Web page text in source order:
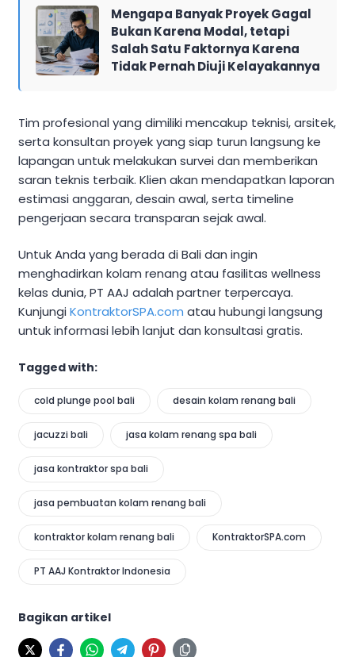
Mengapa Banyak Proyek Gagal
Bukan Karena Modal, tetapi
Salah Satu Faktornya Karena
Tidak Pernah Diuji Kelayakannya
Tim profesional yang dimiliki mencakup teknisi, arsitek,
serta konsultan proyek yang siap turun langsung ke
lapangan untuk melakukan survei dan memberikan
saran teknis terbaik. Klien akan mendapatkan laporan
estimasi anggaran, desain awal, serta timeline
pengerjaan secara transparan sejak awal.
Untuk Anda yang berada di Bali dan ingin
menghadirkan kolam renang atau fasilitas wellness
kelas dunia, PT AAJ adalah partner terpercaya.
KunjungiKontraktorSPA.com atau hubungi langsung
untuk informasi lebih lanjut dan konsultasi gratis.
Tagged with:
cold plunge pool bali desain kolam renang bali
jacuzzi bali jasa kolam renang spa bali
jasa kontraktor spa bali
jasa pembuatan kolam renang bali
kontraktor kolam renang bali KontraktorSPA.com
PT AAJ Kontraktor Indonesia
Bagikan artikel